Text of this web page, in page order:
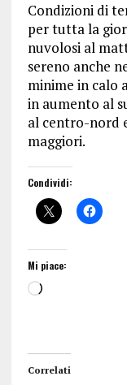
Condizioni di
per tutta la
nuvolosi al
sereno anche
minime in calo
in aumento al
al centro-nord
maggiori.
Condividi:
Mi piace:
Correlati